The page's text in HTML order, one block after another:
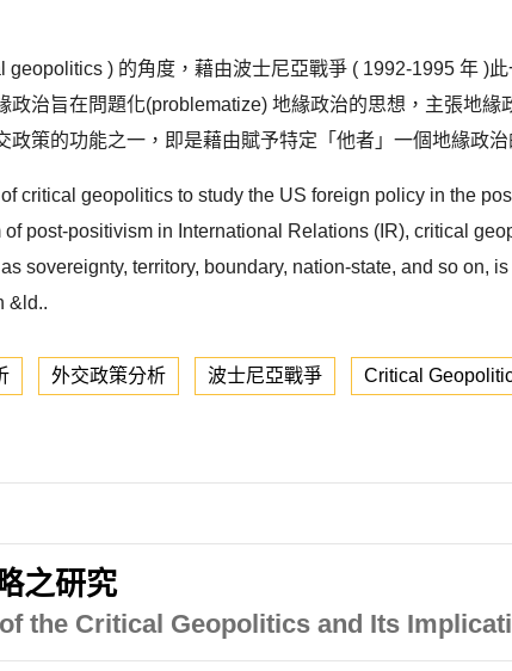
geopolitics ) 的角度，藉由波士尼亞戰爭 ( 1992-1995 年 )
政治旨在問題化(problematize) 地緣政治的思想，主張地
政策的功能之一，即是藉由賦予特定「他者」一個地緣政
critical geopolitics to study the US foreign policy in the
post-positivism in International Relations (IR), critical
sovereignty, territory, boundary, nation-state, and so on,
&ld..
外交政策分析 波士尼亞戰爭 Critical
之研究
the Critical Geopolitics and Its